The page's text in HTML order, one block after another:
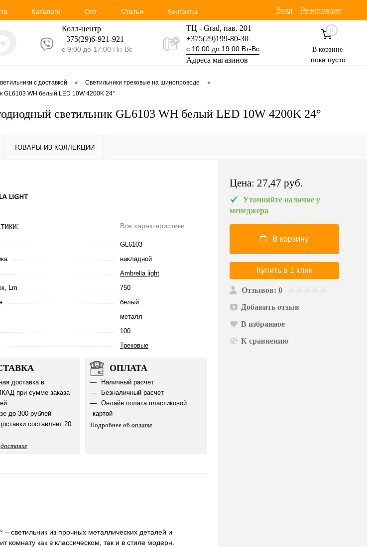
Каталоги Опт Статьи Контакты Вход Регистрация
Колл-центр
+375(29)6-921-921
с 9:00 до 17:00 Пн-Вс
ТЦ - Grad, пав. 201
+375(29)199-80-30
с 10:00 до 19:00 Вт-Вс
Адреса магазинов
+375(29)354-30-60
0
В корзине
пока пусто
с доставкой • Светильники трековые на шинопроводе •
WH белый LED 10W 4200K 24°
светильник GL6103 WH белый LED 10W 4200K 24°
ТОВАРЫ ИЗ КОЛЛЕКЦИИ
Все характеристики
GL6103
накладной
Ambrella light
Lm
750
белый
металл
100
Трековые
доставка в
при сумме заказа
до 300 рублей
составляет 20
доставке
ОПЛАТА
Наличный расчет
Безналичный расчет
Онлайн оплата пластиковой
картой
Подробнее об оплате
светильник из прочных металлических деталей и
комнату как в классическом, так и в стиле модерн.
Цена: 27,47 pуб.
Уточняйте наличие у
менеджера
В корзину
Купить в 1 клик
Отзывов: 0
Добавить отзыв
В избранное
К сравнению